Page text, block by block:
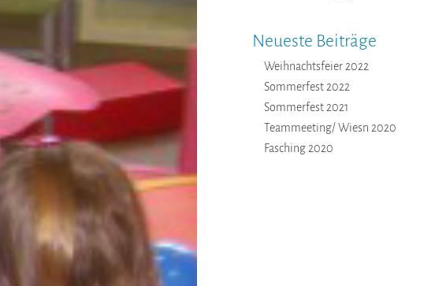
Neueste Beiträge
Weihnachtsfeier 2022
Sommerfest 2022
Sommerfest 2021
Teammeeting/ Wiesn 2020
Fasching 2020